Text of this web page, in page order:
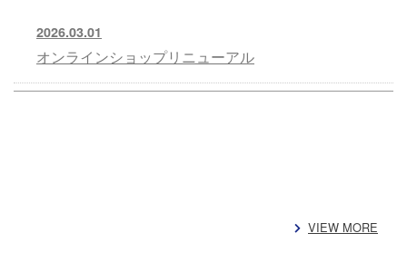
2026.03.01
オンラインショップリニューアル
VIEW MORE